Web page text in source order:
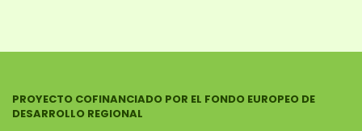
PROYECTO COFINANCIADO POR EL FONDO EUROPEO DE
DESARROLLO REGIONAL